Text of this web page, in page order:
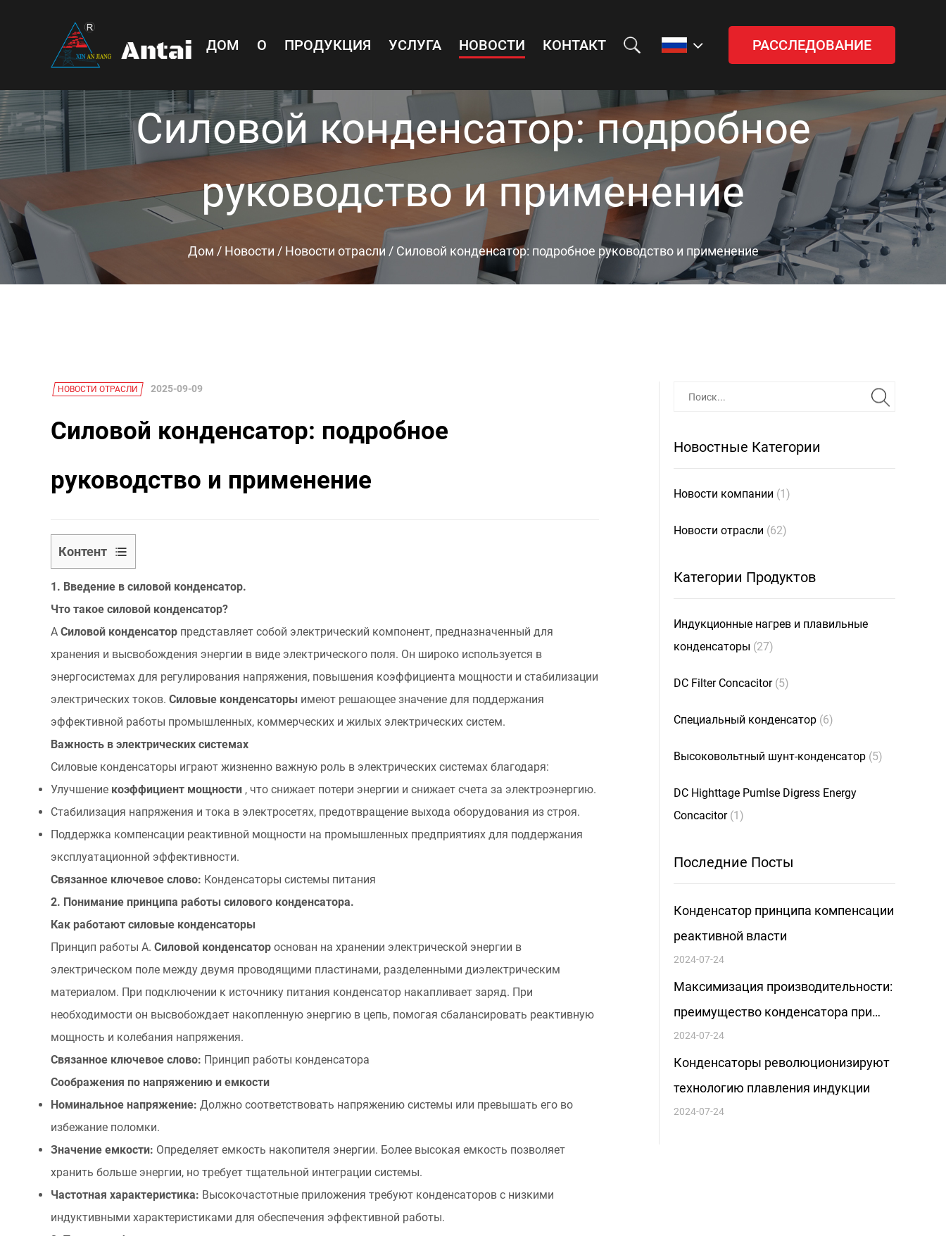
ДОМ О ПРОДУКЦИЯ УСЛУГА НОВОСТИ КОНТАКТ РАССЛЕДОВАНИЕ
Силовой конденсатор: подробное
руководство и применение
Дом / Новости / Новости отрасли / Силовой конденсатор: подробное руководство и применение
Новостные Категории
Новости компании (1)
Новости отрасли (62)
Категории Продуктов
Индукционные нагрев и плавильные
конденсаторы (27)
DC Filter Concacitor (5)
Специальный конденсатор (6)
Высоковольтный шунт-конденсатор (5)
DC Highttage Pumlse Digress Energy
Concacitor (1)
Последние Посты
Конденсатор принципа компенсации
реактивной власти
2024-07-24
Максимизация производительности:
преимущество конденсатора при
индукционном плавлении
2024-07-24
Конденсаторы революционизируют
технологию плавления индукции
2024-07-24
НОВОСТИ ОТРАСЛИ 2025-09-09
Силовой конденсатор: подробное
руководство и применение
Контент
1
1.
Введение
в
1.1
Что
такое
силовой
в
электрических
системах
2
принципа
работы
силового
конденсатора.
2.1
работают
силовые
конденсаторы
2.2
Соображения
и
емкости
3
1. Введение в силовой конденсатор.
Что такое силовой конденсатор?
А Силовой конденсатор представляет собой электрический компонент, предназначенный для
хранения и высвобождения энергии в виде электрического поля. Он широко используется в
энергосистемах для регулирования напряжения, повышения коэффициента мощности и стабилизации
электрических токов. Силовые конденсаторы имеют решающее значение для поддержания
эффективной работы промышленных, коммерческих и жилых электрических систем.
Важность в электрических системах
Силовые конденсаторы играют жизненно важную роль в электрических системах благодаря:
Улучшение коэффициент мощности , что снижает потери энергии и снижает счета за электроэнергию.
Стабилизация напряжения и тока в электросетях, предотвращение выхода оборудования из строя.
Поддержка компенсации реактивной мощности на промышленных предприятиях для поддержания
эксплуатационной эффективности.
Связанное ключевое слово: Конденсаторы системы питания
2. Понимание принципа работы силового конденсатора.
Как работают силовые конденсаторы
Принцип работы А. Силовой конденсатор основан на хранении электрической энергии в
электрическом поле между двумя проводящими пластинами, разделенными диэлектрическим
материалом. При подключении к источнику питания конденсатор накапливает заряд. При
необходимости он высвобождает накопленную энергию в цепь, помогая сбалансировать реактивную
мощность и колебания напряжения.
Связанное ключевое слово: Принцип работы конденсатора
Соображения по напряжению и емкости
Номинальное напряжение: Должно соответствовать напряжению системы или превышать его во
избежание поломки.
Значение емкости: Определяет емкость накопителя энергии. Более высокая емкость позволяет
хранить больше энергии, но требует тщательной интеграции системы.
Частотная характеристика: Высокочастотные приложения требуют конденсаторов с низкими
индуктивными характеристиками для обеспечения эффективной работы.